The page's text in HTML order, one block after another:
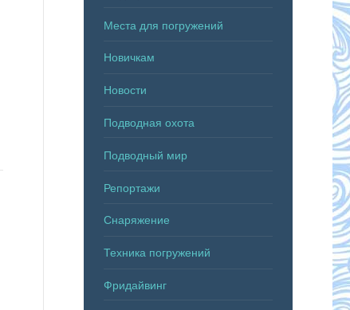
Места для погружений
Новичкам
Новости
Подводная охота
Подводный мир
Репортажи
Снаряжение
Техника погружений
Фридайвинг